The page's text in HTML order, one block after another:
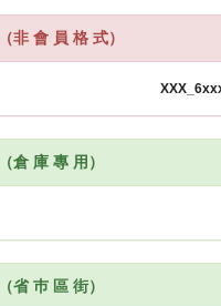
非 會 員 格 式）
倉 庫 專 用）
省 巿 區 街）